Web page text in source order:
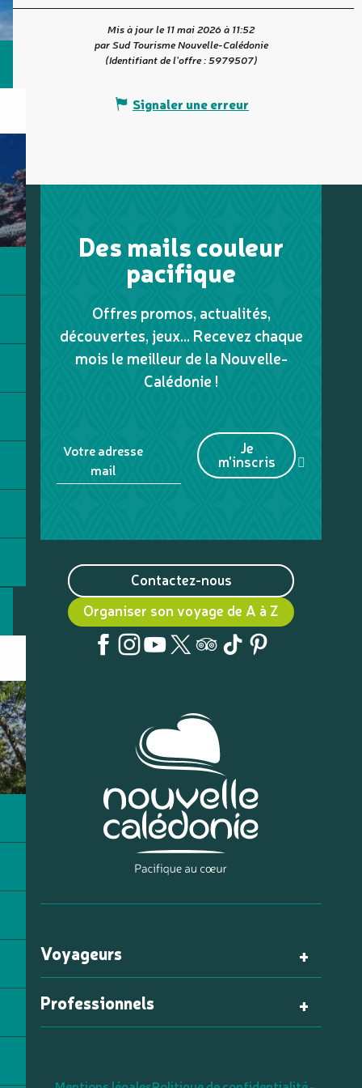
Mis à jour le 11 mai 2026 à 11:52
par Sud Tourisme Nouvelle-Calédonie
(Identifiant de l'offre :5979507)
Signaler une erreur
Des mails couleur
pacifique
Offres promos, actualités,
découvertes, jeux... Recevez chaque
mois le meilleur de la Nouvelle-
Calédonie !
Votre adresse
mail
Je
m'inscris
Contactez-nous
Organiser son voyage de A à Z
Voyageurs
Professionnels